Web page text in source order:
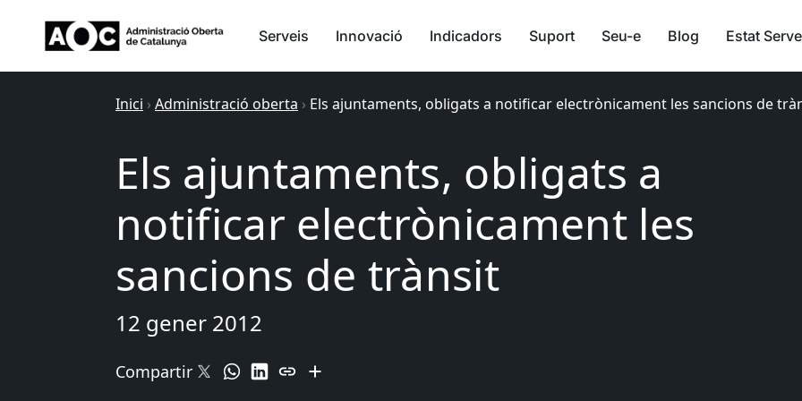
Serveis Innovació Indicadors Suport Seu-e Blog Estat
Inici › Administració oberta › Els ajuntaments, obligats a notificar electrònicament les sancions de
Els ajuntaments, obligats a
notificar electrònicament les
sancions de trànsit
12 gener 2012
Compartir